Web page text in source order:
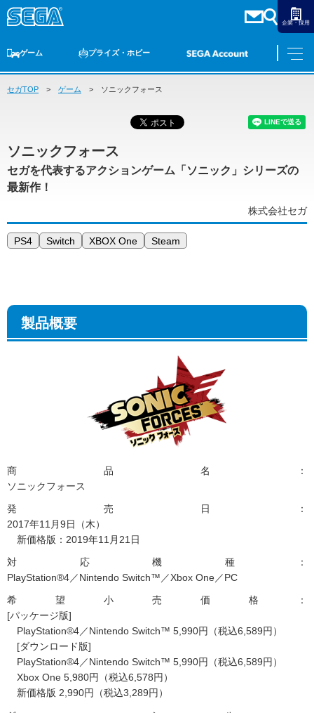
企業・採用
ゲーム
ゲームTOP 家庭用ゲーム PCゲーム
プライズ・ホビー
プライズ トイ S-FIRE セガ ラッキーくじ
家庭用ゲーム
PCゲーム
アーケードゲーム
プライズ
トイ
セガ ラッキーくじ
アニメ
トピックス
セガTOP ゲーム ソニックフォース
ソニックフォース
セガを代表するアクションゲーム「ソニック」シリーズの
最新作！
株式会社セガ
PS4 Switch XBOX One Steam
製品概要
商品名：
ソニックフォース
発売日：
2017年11月9日（木）
新価格版：2019年11月21日
対応機種：
PlayStation®4／Nintendo Switch™／Xbox One／PC
希望小売価格：
[パッケージ版]
PlayStation®4／Nintendo Switch™ 5,990円（税込6,589円）
[ダウンロード版]
PlayStation®4／Nintendo Switch™ 5,990円（税込6,589円）
Xbox One 5,980円（税込6,578円）
新価格版 2,990円（税込3,289円）